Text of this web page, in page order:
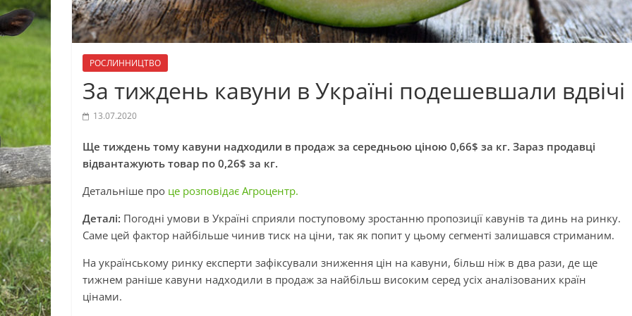
РОСЛИННИЦТВО
За тиждень кавуни в Україні подешевшали вдвічі
13.07.2020
Ще тиждень тому кавуни надходили в продаж за середньою ціною 0,66$ за кг. Зараз продавці
відвантажують товар по 0,26$ за кг.
Детальніше про це розповідає Агроцентр.
Деталі: Погодні умови в Україні сприяли поступовому зростанню пропозиції кавунів та динь на ринку.
Саме цей фактор найбільше чинив тиск на ціни, так як попит у цьому сегменті залишався стриманим.
На українському ринку експерти зафіксували зниження цін на кавуни, більш ніж в два рази, де ще
тижнем раніше кавуни надходили в продаж за найбільш високим серед усіх аналізованих країн
цінами.